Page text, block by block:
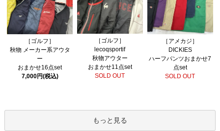
［ゴルフ］
秋物 メーカー系アウタ
ー
おまかせ16点set
7,000円(税込)
［ゴルフ］
lecoqsportif
秋物アウター
おまかせ11点set
SOLD OUT
［アメカジ］
DICKIES
ハーフパンツおまかせ7
点set
SOLD OUT
もっと見る